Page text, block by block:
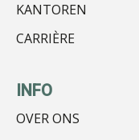
KANTOREN
CARRIÈRE
INFO
OVER ONS